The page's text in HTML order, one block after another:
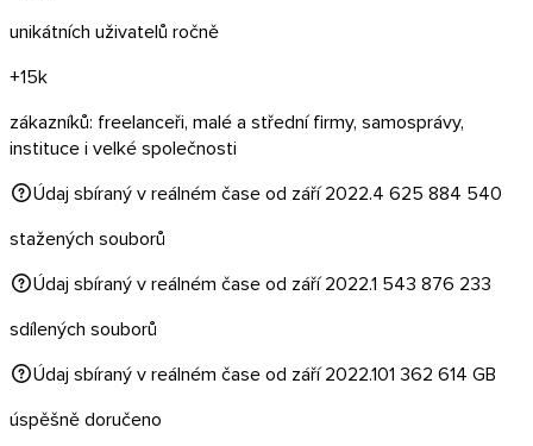
unikátních uživatelů ročně
+15k
zákazníků: freelanceři, malé a střední firmy, samosprávy,
instituce i velké společnosti
Údaj sbíraný v reálném čase od září 2022.4 625 884 540
stažených souborů
Údaj sbíraný v reálném čase od září 2022.1 543 876 233
sdílených souborů
Údaj sbíraný v reálném čase od září 2022.101 362 614 GB
úspěšně doručeno